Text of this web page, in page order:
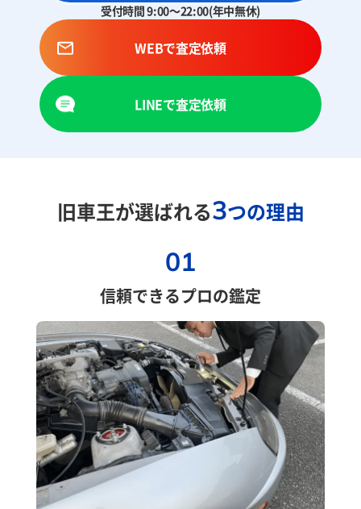
受付時間 9:00～22:00(年中無休)
WEBで査定依頼
LINEで査定依頼
旧車王が選ばれる3つの理由
01
信頼できるプロの鑑定